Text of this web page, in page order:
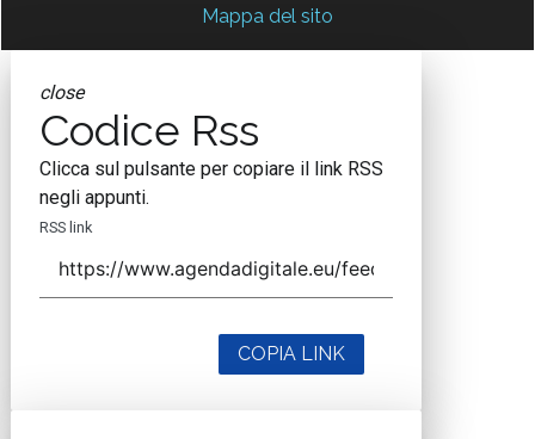
Mappa del sito
close
Codice Rss
Clicca sul pulsante per copiare il link RSS
negli appunti.
RSS link
COPIA LINK